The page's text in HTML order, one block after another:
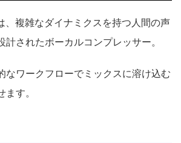
、複雑なダイナミクスを持つ人間の声
計されたボーカルコンプレッサー。
なワークフローでミックスに溶け込む
す。